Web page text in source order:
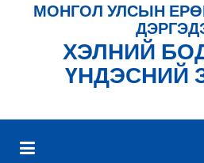
МОНГОЛ УЛСЫН
ХЭЛНИЙ
ҮНДЭСНИЙ